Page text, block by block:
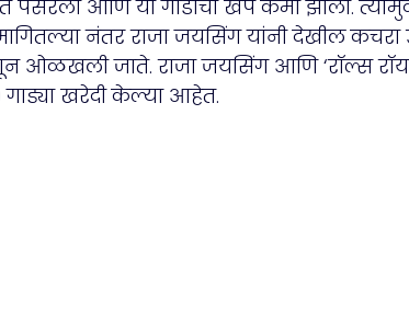
पसरली आणि या गाडीचा खप कमी झाला.
नंतर राजा जयसिंग यांनी देखील
जाते. राजा जयसिंग आणि ‘रॉल्स
खरेदी केल्या आहेत.